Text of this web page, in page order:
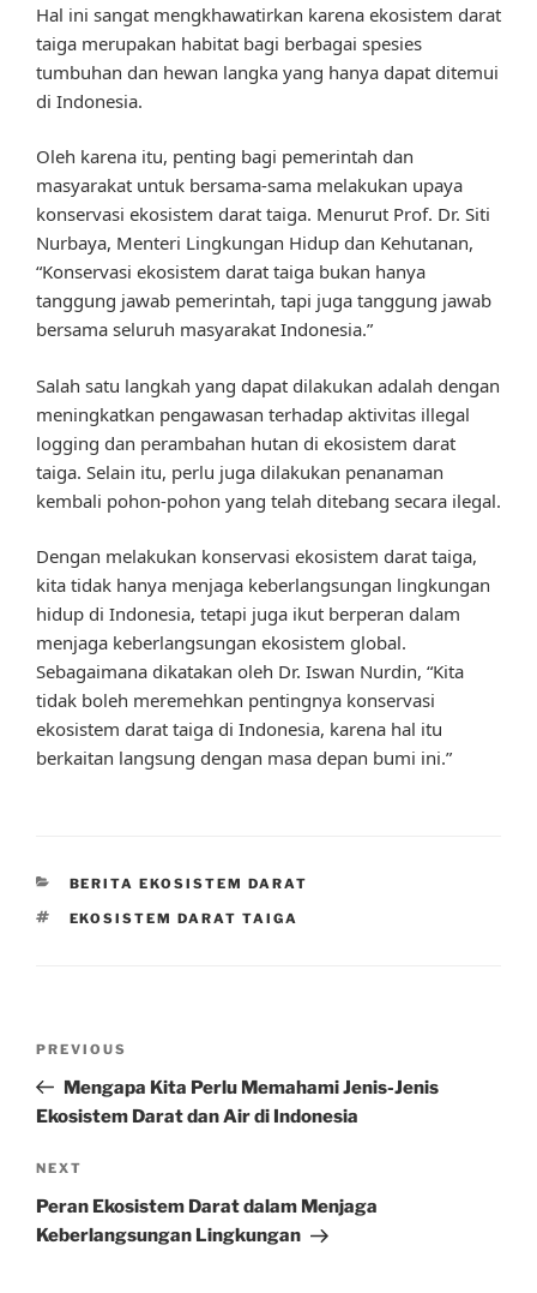
Hal ini sangat mengkhawatirkan karena ekosistem darat
taiga merupakan habitat bagi berbagai spesies
tumbuhan dan hewan langka yang hanya dapat ditemui
di Indonesia.
Oleh karena itu, penting bagi pemerintah dan
masyarakat untuk bersama-sama melakukan upaya
konservasi ekosistem darat taiga. Menurut Prof. Dr. Siti
Nurbaya, Menteri Lingkungan Hidup dan Kehutanan,
“Konservasi ekosistem darat taiga bukan hanya
tanggung jawab pemerintah, tapi juga tanggung jawab
bersama seluruh masyarakat Indonesia.”
Salah satu langkah yang dapat dilakukan adalah dengan
meningkatkan pengawasan terhadap aktivitas illegal
logging dan perambahan hutan di ekosistem darat
taiga. Selain itu, perlu juga dilakukan penanaman
kembali pohon-pohon yang telah ditebang secara ilegal.
Dengan melakukan konservasi ekosistem darat taiga,
kita tidak hanya menjaga keberlangsungan lingkungan
hidup di Indonesia, tetapi juga ikut berperan dalam
menjaga keberlangsungan ekosistem global.
Sebagaimana dikatakan oleh Dr. Iswan Nurdin, “Kita
tidak boleh meremehkan pentingnya konservasi
ekosistem darat taiga di Indonesia, karena hal itu
berkaitan langsung dengan masa depan bumi ini.”
CATEGORIES
BERITA EKOSISTEM DARAT
TAGS
EKOSISTEM DARAT TAIGA
Previous
Post
PREVIOUS
Mengapa Kita Perlu Memahami Jenis-Jenis
Ekosistem Darat dan Air di Indonesia
Next
Post
NEXT
Peran Ekosistem Darat dalam Menjaga
Keberlangsungan Lingkungan